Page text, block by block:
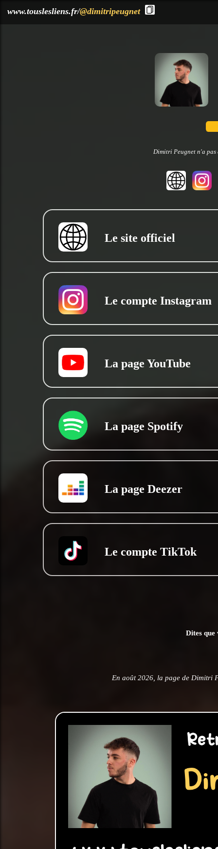
www.touslesliens.fr/@dimitripeugnet
Dimitri Peugnet n'a pas
Le site officiel
Le compte Instagram
La page YouTube
La page Spotify
La page Deezer
Le compte TikTok
Dites que
En août 2026, la page de Dimitri